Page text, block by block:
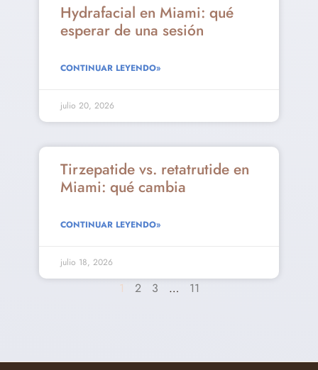
Hydrafacial en Miami: qué
esperar de una sesión
CONTINUAR LEYENDO»
julio 20, 2026
Tirzepatide vs. retatrutide en
Miami: qué cambia
CONTINUAR LEYENDO»
julio 18, 2026
1 2 3 … 11